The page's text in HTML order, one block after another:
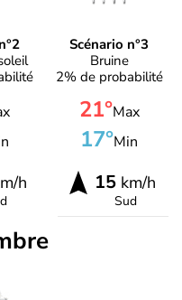
h
Scénario n°3
Bruine
2% de probabilité
21°Max
17°Min
15 km/h
Sud